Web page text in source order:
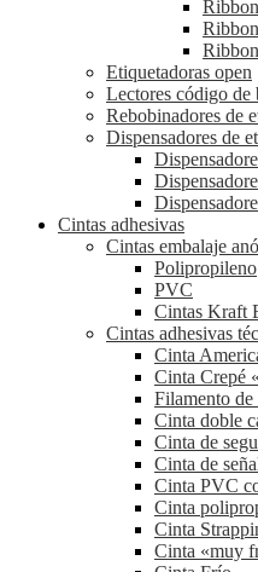
Etiquetadoras open
Lectores código de
Rebobinadores de
Dispensadores de
Cintas adhesivas
Cintas embalaje
Polipropileno
PVC
Cintas Kraft
Cintas adhesivas
Cinta
Cinta Crepé
Filamento
Cinta doble
Cinta de
Cinta de
Cinta PVC
Cinta
Cinta
Cinta «muy